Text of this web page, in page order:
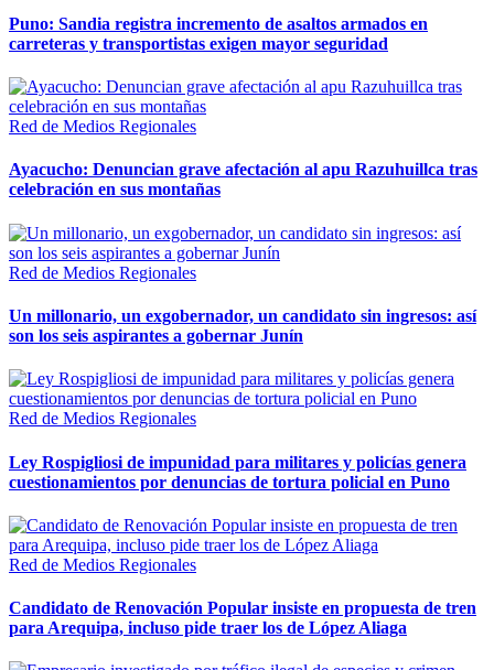
Puno: Sandia registra incremento de asaltos armados en
carreteras y transportistas exigen mayor seguridad
Red de Medios Regionales
Ayacucho: Denuncian grave afectación al apu Razuhuillca tras
celebración en sus montañas
Red de Medios Regionales
Un millonario, un exgobernador, un candidato sin ingresos: así
son los seis aspirantes a gobernar Junín
Red de Medios Regionales
Ley Rospigliosi de impunidad para militares y policías genera
cuestionamientos por denuncias de tortura policial en Puno
Red de Medios Regionales
Candidato de Renovación Popular insiste en propuesta de tren
para Arequipa, incluso pide traer los de López Aliaga